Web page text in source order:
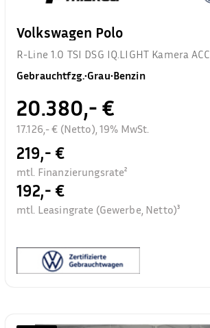
Volkswagen Polo
R-Line 1.0 TSI DSG IQ.LIGHT Kamera ACC
Gebrauchtfzg.•Grau•Benzin
20.380,- €
17.126,- € (Netto), 19% MwSt.
219,- €
mtl. Finanzierungsrate²
192,- €
mtl. Leasingrate (Gewerbe, Netto)³